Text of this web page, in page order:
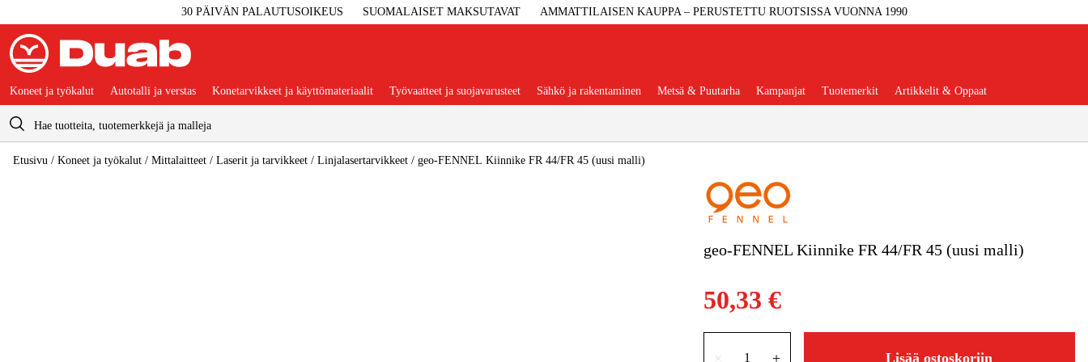
30 PÄIVÄN PALAUTUSOIKEUS SUOMALAISET MAKSUTAVAT AMMATTILAISEN KAUPPA – PERUSTETTU RUOTSISSA VUONNA 1990
Ostoskori Suositut tuoteryhmät
Koneet Ja Työkalut Autotalli Ja Verstas
Työvaatteet Ja Suojavarusteet
Koneet ja työkalut Autotalli ja verstas Konetarvikkeet ja käyttömateriaalit Työvaatteet ja suojavarusteet Sähkö ja rakentaminen Metsä & Puutarha Kampanjat Tuotemerkit Artikkelit & Oppaat
Etusivu / Koneet ja työkalut / Mittalaitteet / Laserit ja tarvikkeet / Linjalasertarvikkeet / geo-FENNEL Kiinnike FR 44/FR 45 (uusi malli)
geo-FENNEL Kiinnike FR 44/FR 45 (uusi malli)
50,33 €
× + Lisää ostoskoriin